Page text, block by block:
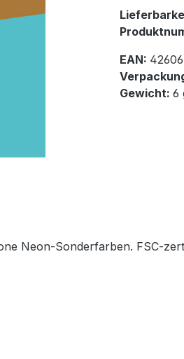
EAN:
Gewicht: 6
Neon-Sonderfarben. FSC-